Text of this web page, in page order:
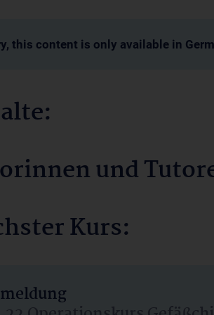
this content is only available in
und
Kurs: